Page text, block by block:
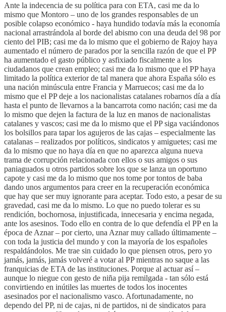
Ante la indecencia de su política para con ETA, casi me da lo
mismo que Montoro – uno de los grandes responsables de un
posible colapso económico - haya hundido todavía más la economía
nacional arrastrándola al borde del abismo con una deuda del 98 por
ciento del PIB; casi me da lo mismo que el gobierno de Rajoy haya
aumentado el número de parados por la sencilla razón de que el PP
ha aumentado el gasto público y asfixiado fiscalmente a los
ciudadanos que crean empleo; casi me da lo mismo que el PP haya
limitado la política exterior de tal manera que ahora España sólo es
una nación minúscula entre Francia y Marruecos; casi me da lo
mismo que el PP deje a los nacionalistas catalanes robarnos día a día
hasta el punto de llevarnos a la bancarrota como nación; casi me da
lo mismo que dejen la factura de la luz en manos de nacionalistas
catalanes y vascos; casi me da lo mismo que el PP siga vaciándonos
los bolsillos para tapar los agujeros de las cajas – especialmente las
catalanas – realizados por políticos, sindicatos y amiguetes; casi me
da lo mismo que no haya día en que no aparezca alguna nueva
trama de corrupción relacionada con ellos o sus amigos o sus
paniaguados u otros partidos sobre los que se lanza un oportuno
capote y casi me da lo mismo que nos tome por tontos de baba
dando unos argumentos para creer en la recuperación económica
que hay que ser muy ignorante para aceptar. Todo esto, a pesar de su
gravedad, casi me da lo mismo. Lo que no puedo tolerar es su
rendición, bochornosa, injustificada, innecesaria y encima negada,
ante los asesinos. Todo ello en contra de lo que defendía el PP en la
época de Aznar – por cierto, una Aznar muy callado últimamente –
con toda la justicia del mundo y con la mayoría de los españoles
respaldándolos. Me trae sin cuidado lo que piensen otros, pero yo
jamás, jamás, jamás volveré a votar al PP mientras no saque a las
franquicias de ETA de las instituciones. Porque al actuar así –
aunque lo niegue con gesto de niña pija remilgada - tan sólo está
convirtiendo en inútiles las muertes de todos los inocentes
asesinados por el nacionalismo vasco. Afortunadamente, no
dependo del PP, ni de cajas, ni de partidos, ni de sindicatos para